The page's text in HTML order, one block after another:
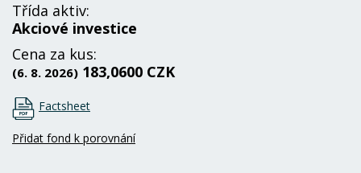
Třída aktiv:
Akciové investice
Cena za kus:
(6. 8. 2026) 183,0600 CZK
Factsheet
Přidat fond k porovnání